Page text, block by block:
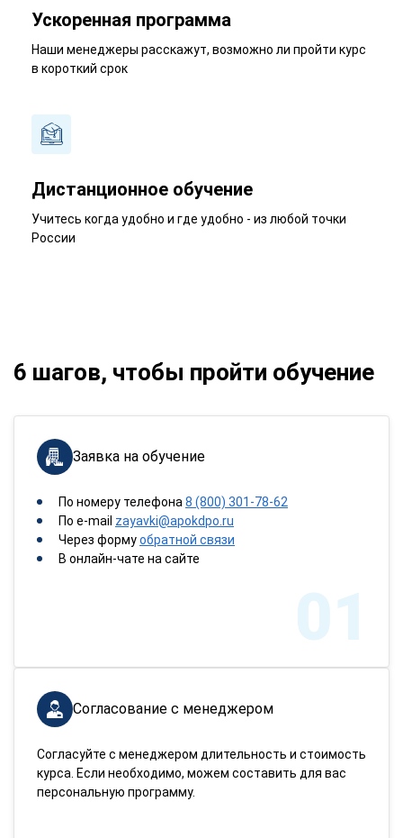
Ускоренная программа
Наши менеджеры расскажут, возможно ли пройти курс
в короткий срок
Дистанционное обучение
Учитесь когда удобно и где удобно - из любой точки
России
6 шагов, чтобы пройти обучение
Заявка на обучение
По номеру телефона 8 (800) 301-78-62
По e-mail zayavki@apokdpo.ru
Через формуобратной связи
В онлайн-чате на сайте
01
Согласование с менеджером
Согласуйте с менеджером длительность и стоимость
курса. Если необходимо, можем составить для вас
персональную программу.